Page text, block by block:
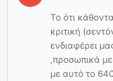
Το ότι
κριτική
ενδιαφέρει
,προσωπικά
με αυτό το